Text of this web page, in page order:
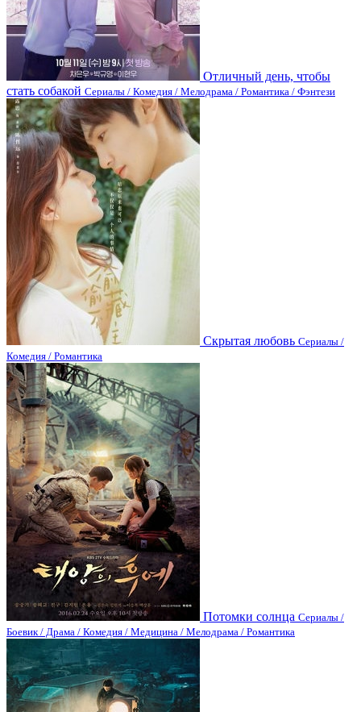
Отличный день, чтобы
стать собакой Сериалы / Комедия / Мелодрама / Романтика / Фэнтези
Скрытая любовь Сериалы /
Комедия / Романтика
Потомки солнца Сериалы /
Боевик / Драма / Комедия / Медицина / Мелодрама / Романтика